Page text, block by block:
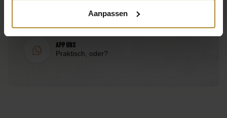
Aanpassen
Antwort innerhalb eines Arbeitstages
App uns
Praktisch, oder?